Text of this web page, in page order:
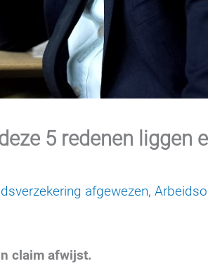
5 redenen liggen
afgewezen,
claim afwijst.